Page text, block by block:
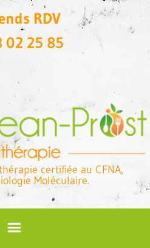
RDV
02 25 85
certifiée au CFNA,
Moléculaire.